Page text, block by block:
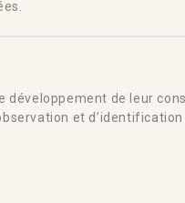
de leur
et